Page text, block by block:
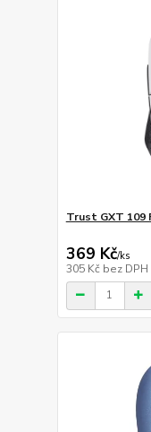
Trust GXT 109
369 Kč/ks
305 Kč bez DPH